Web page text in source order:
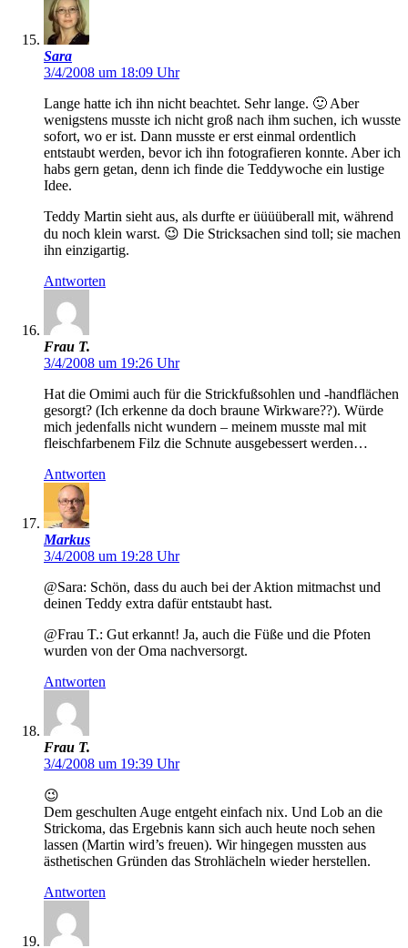
Sara
3/4/2008 um 18:09 Uhr
Lange hatte ich ihn nicht beachtet. Sehr lange. 🙂 Aber
wenigstens musste ich nicht groß nach ihm suchen, ich wusste
sofort, wo er ist. Dann musste er erst einmal ordentlich
entstaubt werden, bevor ich ihn fotografieren konnte. Aber ich
habs gern getan, denn ich finde die Teddywoche ein lustige
Idee.
Teddy Martin sieht aus, als durfte er üüüüberall mit, während
du noch klein warst. 😉 Die Stricksachen sind toll; sie machen
ihn einzigartig.
Antworten
Frau T.
3/4/2008 um 19:26 Uhr
Hat die Omimi auch für die Strickfußsohlen und -handflächen
gesorgt? (Ich erkenne da doch braune Wirkware??). Würde
mich jedenfalls nicht wundern – meinem musste mal mit
fleischfarbenem Filz die Schnute ausgebessert werden…
Antworten
Markus
3/4/2008 um 19:28 Uhr
@Sara: Schön, dass du auch bei der Aktion mitmachst und
deinen Teddy extra dafür entstaubt hast.
@Frau T.: Gut erkannt! Ja, auch die Füße und die Pfoten
wurden von der Oma nachversorgt.
Antworten
Frau T.
3/4/2008 um 19:39 Uhr
😉
Dem geschulten Auge entgeht einfach nix. Und Lob an die
Strickoma, das Ergebnis kann sich auch heute noch sehen
lassen (Martin wird’s freuen). Wir hingegen mussten aus
ästhetischen Gründen das Strohlächeln wieder herstellen.
Antworten